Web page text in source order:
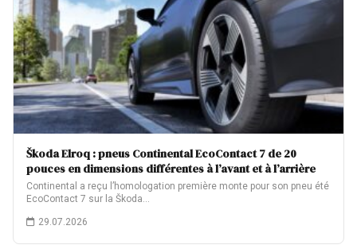
Škoda Elroq : pneus Continental EcoContact 7 de 20
pouces en dimensions différentes à l’avant et à l’arrière
Continental a reçu l’homologation première monte pour son pneu été
EcoContact 7 sur la Škoda…
29.07.2026